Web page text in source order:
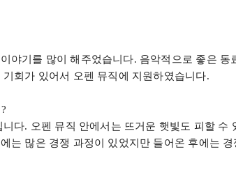
야기를 많이 해주었습니다. 음악적으로 좋은 동
회가 있어서 오펜 뮤직에 지원하였습니다.
?
니다. 오펜 뮤직 안에서는 뜨거운 햇빛도 피할 수
는 많은 경쟁 과정이 있었지만 들어온 후에는